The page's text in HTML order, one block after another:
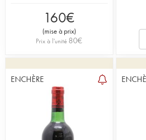
160€
(mise à prix)
Prix à l'unité 80€
ENCHÈRE